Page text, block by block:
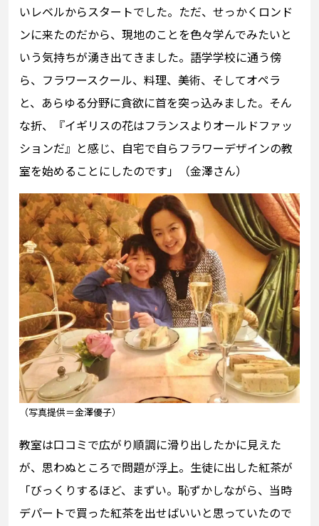
いレベルからスタートでした。ただ、せっかくロンド
ンに来たのだから、現地のことを色々学んでみたいと
いう気持ちが湧き出てきました。語学学校に通う傍
ら、フラワースクール、料理、美術、そしてオペラ
と、あらゆる分野に貪欲に首を突っ込みました。そん
な折、『イギリスの花はフランスよりオールドファッ
ションだ』と感じ、自宅で自らフラワーデザインの教
室を始めることにしたのです」（金澤さん）
（写真提供＝金澤優子）
教室は口コミで広がり順調に滑り出したかに見えた
が、思わぬところで問題が浮上。生徒に出した紅茶が
「びっくりするほど、まずい。恥ずかしながら、当時
デパートで買った紅茶を出せばいいと思っていたので